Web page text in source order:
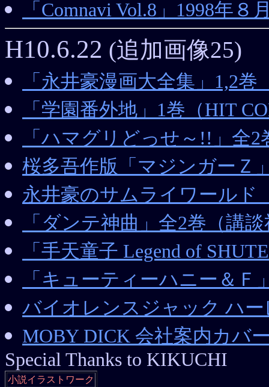
「Comnavi Vol.8」1998年８
H10.6.22 (追加画像25)
「永井豪漫画大全集」1,2巻
「学園番外地」1巻（HIT
「ハマグリどっせ～!!」全2
桜多吾作版「マジンガーＺ
永井豪のサムライワールド
「ダンテ神曲」全2巻（講
「手天童子 Legend of
「キューティーハニー＆Ｆ
バイオレンスジャック ハ
MOBY DICK 会社案内カバ
Special Thanks to KIKUCHI
小説イラストワーク